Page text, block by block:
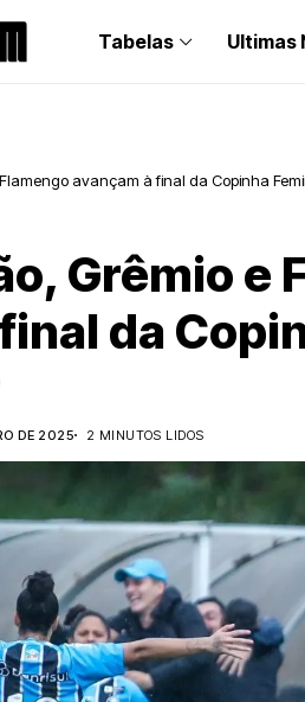
Tabelas Ultimas
avançam à final da Copinha
Grêmio e
da
DE 2025 2 MINUTOS LIDOS